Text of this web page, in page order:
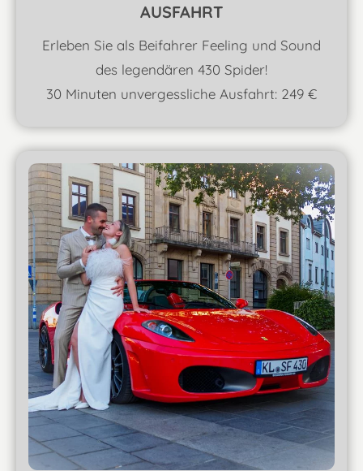
AUSFAHRT
Erleben Sie als Beifahrer Feeling und Sound
des legendären 430 Spider!
30 Minuten unvergessliche Ausfahrt: 249 €